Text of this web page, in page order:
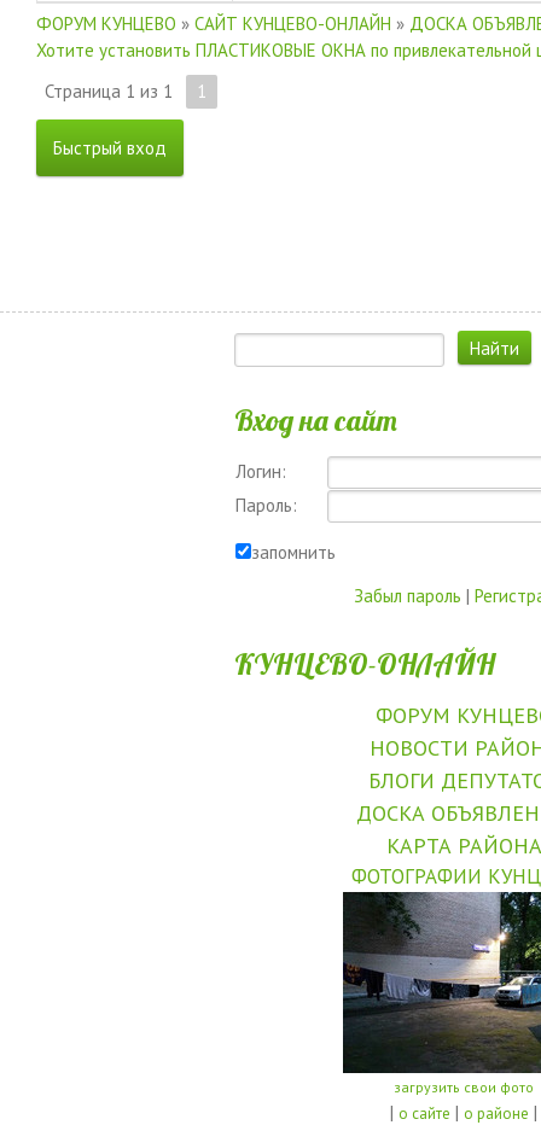
ФОРУМ КУНЦЕВО » САЙТ КУНЦЕВО-ОНЛАЙН » ДОСКА
Хотите установить ПЛАСТИКОВЫЕ ОКНА по привлекательной
Страница 1 из 1 1
Вход на сайт
Логин:
Пароль:
запомнить
Забыл пароль |
КУНЦЕВО-ОНЛАЙН
ФОРУМ
НОВОСТИ
БЛОГИ
ДОСКА
КАРТА РАЙОНА
ФОТОГРАФИИ
загрузить свои фото
| о сайте | о районе |